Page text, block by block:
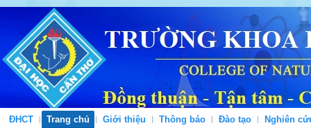
ĐHCT Trang chủ Giới thiệu Thông báo Đào tạo Nghiên